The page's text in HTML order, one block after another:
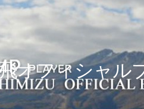
オフィシャル